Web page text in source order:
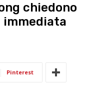
chiedono
immediata
Pinterest